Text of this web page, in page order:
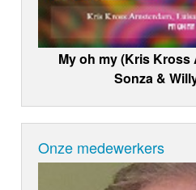
My oh my (Kris Kross
Sonza &
Onze medewerkers